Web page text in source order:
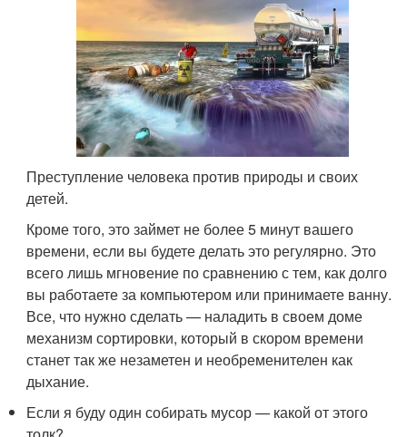
Преступление человека против природы и своих
детей.
Кроме того, это займет не более 5 минут вашего
времени, если вы будете делать это регулярно. Это
всего лишь мгновение по сравнению с тем, как долго
вы работаете за компьютером или принимаете ванну.
Все, что нужно сделать — наладить в своем доме
механизм сортировки, который в скором времени
станет так же незаметен и необременителен как
дыхание.
Если я буду один собирать мусор — какой от этого